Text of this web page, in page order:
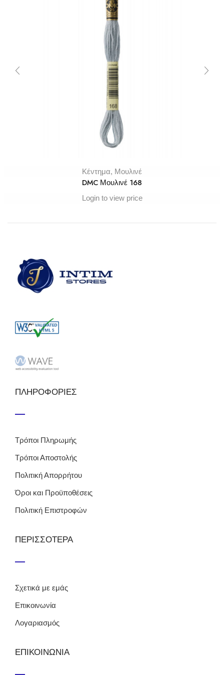
Κέντημα, Μουλινέ
DMC Μουλινέ 168
Login to view price
ΠΛΗΡΟΦΟΡΙΕΣ
Τρόποι Πληρωμής
Τρόποι Αποστολής
Πολιτική Απορρήτου
Όροι και Προϋποθέσεις
Πολιτική Επιστροφών
ΠΕΡΙΣΣΟΤΕΡΑ
Σχετικά με εμάς
Επικοινωνία
Λογαριασμός
ΕΠΙΚΟΙΝΩΝΙΑ